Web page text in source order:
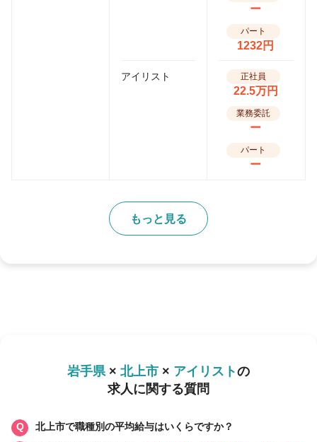
ー
パート
1232円
アイリスト 正社員
22.5万円
業務委託
ー
パート
ー
もっと見る
岩手県× 北上市 × アイリストの
求人に関する質問
北上市で職種別の平均給与はいくらですか？